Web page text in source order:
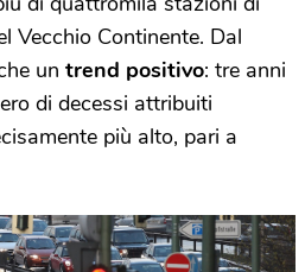
Vecchio Continente. Dal
un trend positivo: tre anni
di decessi attribuiti
più alto, pari a